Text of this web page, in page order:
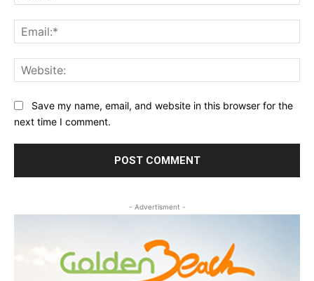
Save my name, email, and website in this browser for the
next time I comment.
- Advertisment -